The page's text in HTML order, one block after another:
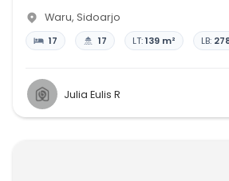
Waru, Sidoarjo
17 17 LT:139 m² LB:
Julia Eulis R